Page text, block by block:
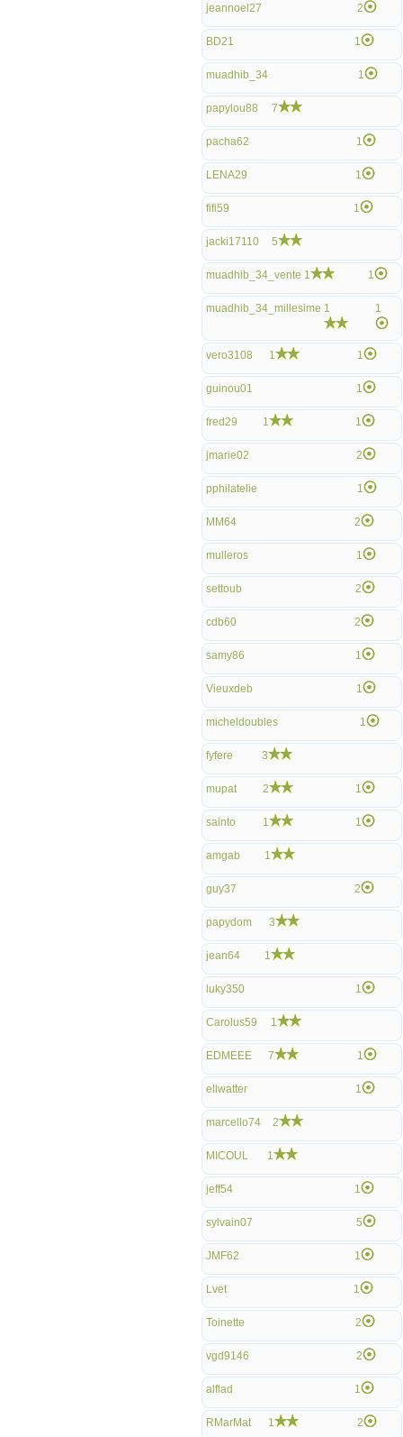
jeannoel27 2
BD21 1
muadhib_34 1
papylou88 7
pacha62 1
LENA29 1
fifi59 1
jacki17110 5
muadhib_34_vente 1 1
muadhib_34_millesime 1 1
vero3108 1 1
guinou01 1
fred29 1 1
jmarie02 2
pphilatelie 1
MM64 2
mulleros 1
settoub 2
cdb60 2
samy86 1
Vieuxdeb 1
micheldoubles 1
fyfere 3
mupat 2 1
sainto 1 1
amgab 1
guy37 2
papydom 3
jean64 1
luky350 1
Carolus59 1
EDMEEE 7 1
ellwatter 1
marcello74 2
MICOUL 1
jeff54 1
sylvain07 5
JMF62 1
Lvet 1
Toinette 2
vgd9146 2
alflad 1
RMarMat 1 2